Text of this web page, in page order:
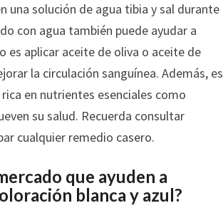
una solución de agua tibia y sal durante
con agua también puede ayudar a
es aplicar aceite de oliva o aceite de
la circulación sanguínea. Además, es
en nutrientes esenciales como
su salud. Recuerda consultar
cualquier remedio casero.
que ayuden a
blanca y azul?